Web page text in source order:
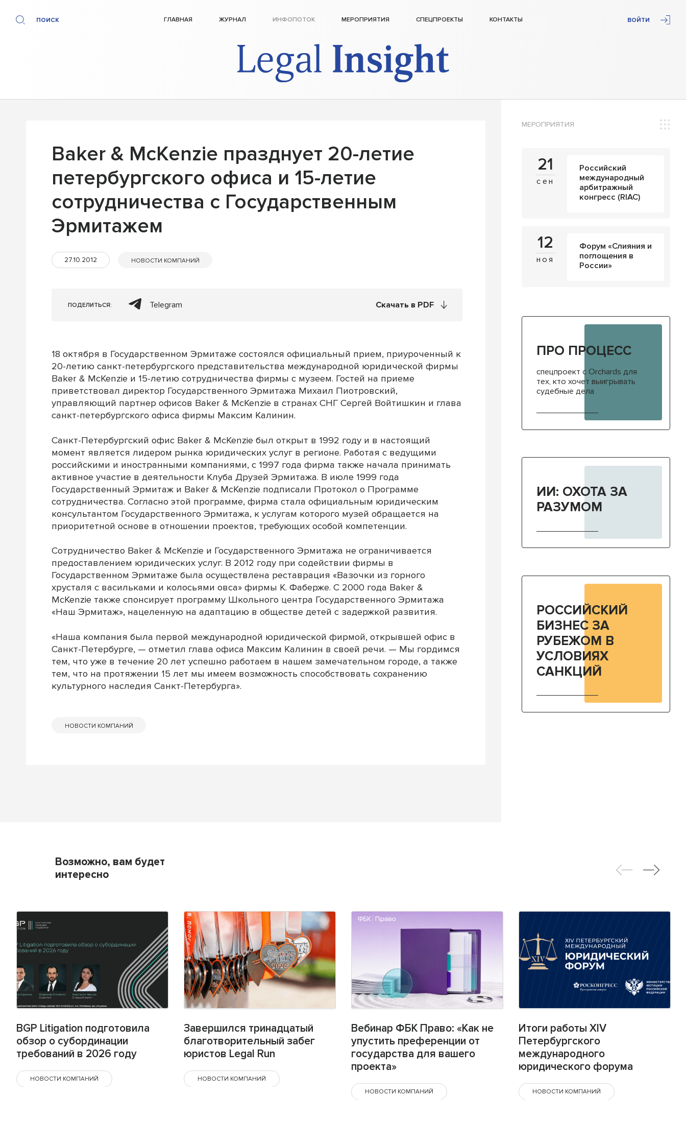
ПОИСК ГЛАВНАЯ ЖУРНАЛ ИНФОПОТОК МЕРОПРИЯТИЯ СПЕЦПРОЕКТЫ КОНТАКТЫ ВОЙТИ
Baker & McKenzie празднует 20-летие
петербургского офиса и 15-летие
сотрудничества с Государственным
Эрмитажем
27.10.2012 НОВОСТИ КОМПАНИЙ
ПОДЕЛИТЬСЯ: Telegram Скачать в PDF
18 октября в Государственном Эрмитаже состоялся официальный прием, приуроченный к
20-летию санкт-петербургского представительства международной юридической фирмы
Baker & McKenzie и 15-летию сотрудничества фирмы с музеем. Гостей на приеме
приветствовал директор Государственного Эрмитажа Михаил Пиотровский,
управляющий партнер офисов Baker & McKenzie в странах СНГ Сергей Войтишкин и глава
санкт-петербургского офиса фирмы Максим Калинин.
Санкт-Петербургский офис Baker & McKenzie был открыт в 1992 году и в настоящий
момент является лидером рынка юридических услуг в регионе. Работая с ведущими
российскими и иностранными компаниями, с 1997 года фирма также начала принимать
активное участие в деятельности Клуба Друзей Эрмитажа. В июле 1999 года
Государственный Эрмитаж и Baker & McKenzie подписали Протокол о Программе
сотрудничества. Согласно этой программе, фирма стала официальным юридическим
консультантом Государственного Эрмитажа, к услугам которого музей обращается на
приоритетной основе в отношении проектов, требующих особой компетенции.
Сотрудничество Baker & McKenzie и Государственного Эрмитажа не ограничивается
предоставлением юридических услуг. В 2012 году при содействии фирмы в
Государственном Эрмитаже была осуществлена реставрация «Вазочки из горного
хрусталя с васильками и колосьями овса» фирмы К. Фаберже. С 2000 года Baker &
McKenzie также спонсирует программу Школьного центра Государственного Эрмитажа
«Наш Эрмитаж», нацеленную на адаптацию в обществе детей с задержкой развития.
«Наша компания была первой международной юридической фирмой, открывшей офис в
Санкт-Петербурге, — отметил глава офиса Максим Калинин в своей речи. — Мы гордимся
тем, что уже в течение 20 лет успешно работаем в нашем замечательном городе, а также
тем, что на протяжении 15 лет мы имеем возможность способствовать сохранению
культурного наследия Санкт-Петербурга».
НОВОСТИ КОМПАНИЙ
МЕРОПРИЯТИЯ
21
сен
Российский
международный
арбитражный
конгресс (RIAC)
12
ноя
Форум «Слияния и
поглощения в
России»
ПРО ПРОЦЕСС
спецпроект с Orchards для
тех, кто хочет выигрывать
судебные дела
ИИ: ОХОТА ЗА
РАЗУМОМ
РОССИЙСКИЙ
БИЗНЕС ЗА
РУБЕЖОМ В
УСЛОВИЯХ
САНКЦИЙ
Возможно, вам будет
интересно
BGP Litigation подготовила
обзор о субординации
требований в 2026 году
НОВОСТИ КОМПАНИЙ
Завершился тринадцатый
благотворительный забег
юристов Legal Run
НОВОСТИ КОМПАНИЙ
Вебинар ФБК Право: «Как не
упустить преференции от
государства для вашего
проекта»
НОВОСТИ КОМПАНИЙ
Итоги работы XIV
Петербургского
международного
юридического форума
НОВОСТИ КОМПАНИЙ